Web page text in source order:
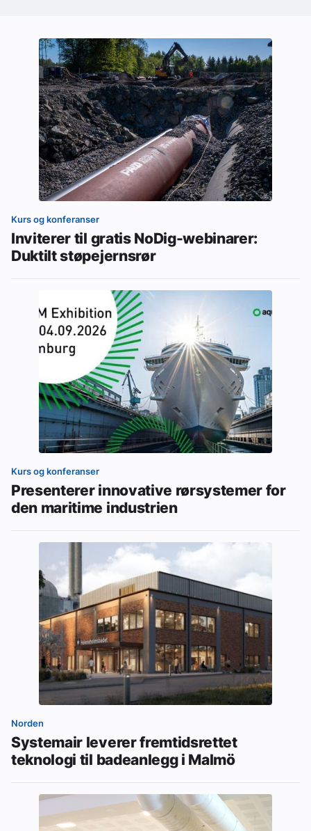
Kurs og konferanser
Inviterer til gratis NoDig-webinarer:
Duktilt støpejernsrør
Kurs og konferanser
Presenterer innovative rørsystemer for
den maritime industrien
Norden
Systemair leverer fremtidsrettet
teknologi til badeanlegg i Malmö